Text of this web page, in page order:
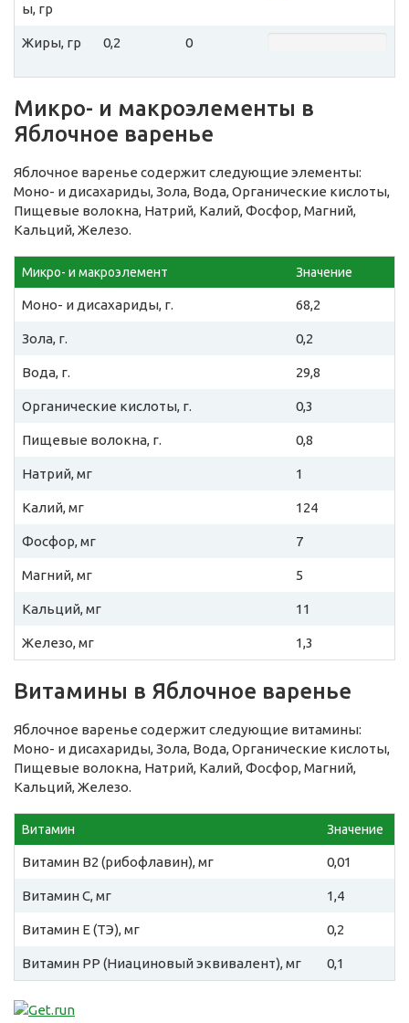
ы, гр
Жиры, гр 0,2 0
Микро- и макроэлементы в
Яблочное варенье
Яблочное варенье содержит следующие элементы:
Моно- и дисахариды, Зола, Вода, Органические кислоты,
Пищевые волокна, Натрий, Калий, Фосфор, Магний,
Кальций, Железо.
Микро- и макроэлемент Значение
Моно- и дисахариды, г. 68,2
Зола, г. 0,2
Вода, г. 29,8
Органические кислоты, г. 0,3
Пищевые волокна, г. 0,8
Натрий, мг 1
Калий, мг 124
Фосфор, мг 7
Магний, мг 5
Кальций, мг 11
Железо, мг 1,3
Витамины в Яблочное варенье
Яблочное варенье содержит следующие витамины:
Моно- и дисахариды, Зола, Вода, Органические кислоты,
Пищевые волокна, Натрий, Калий, Фосфор, Магний,
Кальций, Железо.
Витамин Значение
Витамин B2 (рибофлавин), мг 0,01
Витамин C, мг 1,4
Витамин E (ТЭ), мг 0,2
Витамин PP (Ниациновый эквивалент), мг 0,1